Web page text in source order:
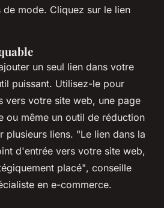
mode. Cliquez sur le lien
un seul lien dans votre
puissant. Utilisez-le pour
vers votre site web, une page
ou même un outil de réduction
plusieurs liens. "Le lien dans la
d'entrée vers votre site web,
placé", conseille
en e-commerce.